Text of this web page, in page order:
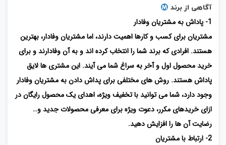
آگاهی از برند
1- پاداش به مشتریان وفادار
مشتریان برای کسب و کارها اهمیت دارند، اما مشتریان وفادار، بهترین
هستند. افرادی که برند شما را انتخاب کرده اند و به آن وفادارند و برای
خرید محصول اول و آخر به سراغ شما می آیند. این مشتری ها لایق
پاداش هستند. روش های مختلفی برای پداش دادن به مشتریان وفادار
وجود دارد، شما می توانید با تخفیف ویژه، اهدای یک محصول رایگان در
ازای خریدهای مکرر، دعوت ویژه برای معرفی محصولات جدید و…
رضایت آن ها را افزایش دهید.
2- ارتباط با مشتریان